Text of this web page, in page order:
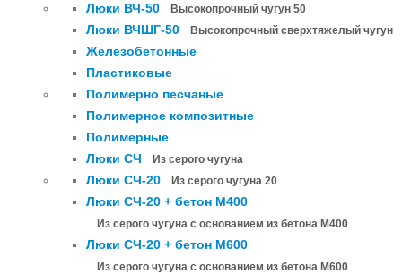
Люки ВЧ-50
Высокопрочный чугун 50
Люки ВЧШГ-50 Высокопрочный сверхтяжелый чугун
Железобетонные
Пластиковые
Полимерно песчаные
Полимерное композитные
Полимерные
Люки СЧ
Из серого чугуна
Люки СЧ-20 Из серого чугуна 20
Люки СЧ-20 + бетон М400
Из серого чугуна с основанием из бетона М400
Люки СЧ-20 + бетон М600
Из серого чугуна с основанием из бетона М600